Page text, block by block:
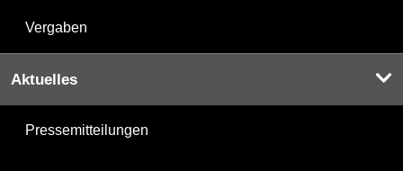
Vergaben
Aktuelles
Pressemitteilungen